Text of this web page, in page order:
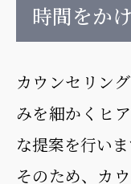
時間をか
カウンセリン
みを細かくヒ
な提案を行いま
そのため、カ